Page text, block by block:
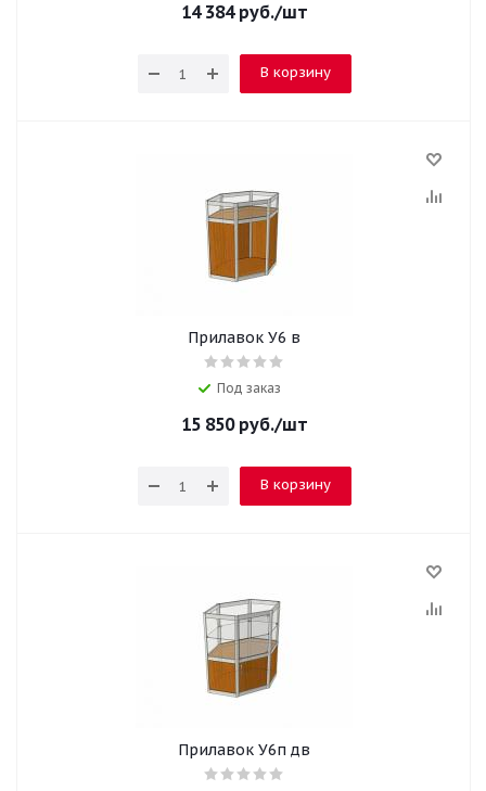
14 384руб./шт
В корзину
Прилавок У6 в
Под заказ
15 850руб./шт
В корзину
Прилавок У6п дв